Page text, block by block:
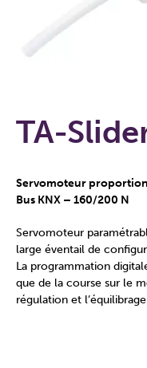
TA-
Servomoteur
Bus KNX – 160/200 N
Servomoteur
large éventail de
La programmation
que de la course sur le
régulation et